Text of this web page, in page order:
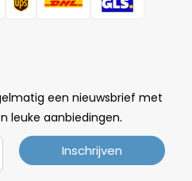
een nieuwsbrief met
leuke aanbiedingen.
Inschrijven